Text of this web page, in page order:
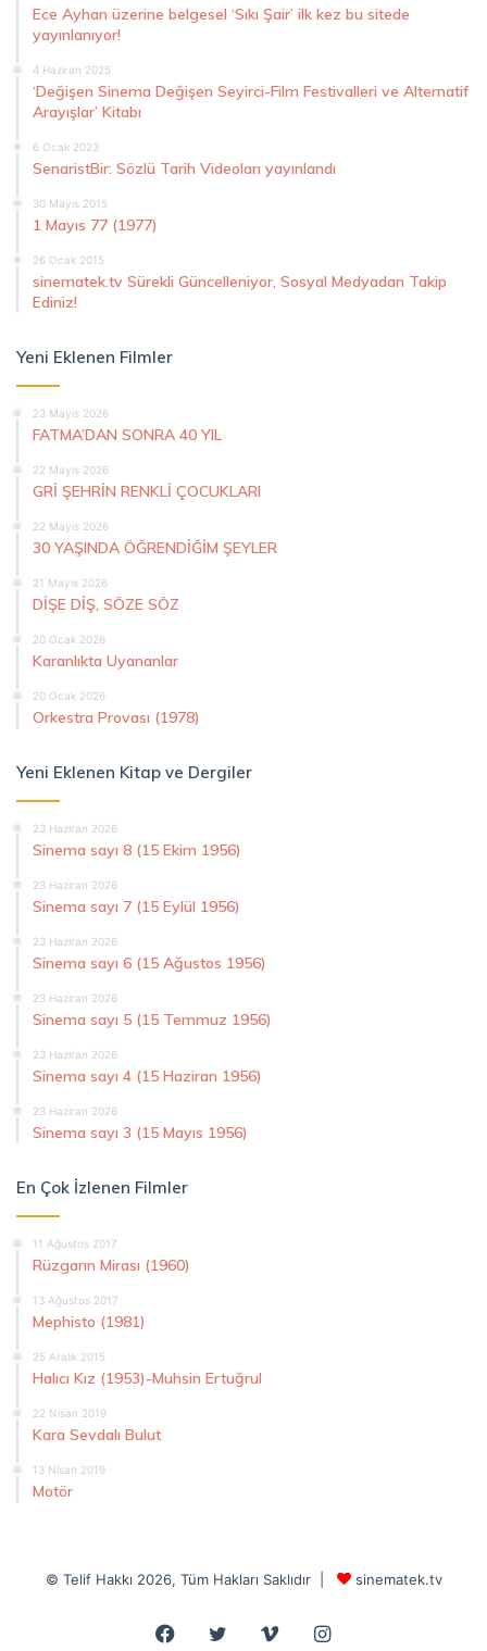
Ece Ayhan üzerine belgesel ‘Sıkı Şair’ ilk kez bu sitede
yayınlanıyor!
4 Haziran 2025
‘Değişen Sinema Değişen Seyirci-Film Festivalleri ve Alternatif
Arayışlar’ Kitabı
6 Ocak 2023
SenaristBir: Sözlü Tarih Videoları yayınlandı
30 Mayıs 2015
1 Mayıs 77 (1977)
26 Ocak 2015
sinematek.tv Sürekli Güncelleniyor, Sosyal Medyadan Takip
Ediniz!
Yeni Eklenen Filmler
23 Mayıs 2026
FATMA’DAN SONRA 40 YIL
22 Mayıs 2026
GRİ ŞEHRİN RENKLİ ÇOCUKLARI
22 Mayıs 2026
30 YAŞINDA ÖĞRENDİĞİM ŞEYLER
21 Mayıs 2026
DİŞE DİŞ, SÖZE SÖZ
20 Ocak 2026
Karanlıkta Uyananlar
20 Ocak 2026
Orkestra Provası (1978)
Yeni Eklenen Kitap ve Dergiler
23 Haziran 2026
Sinema sayı 8 (15 Ekim 1956)
23 Haziran 2026
Sinema sayı 7 (15 Eylül 1956)
23 Haziran 2026
Sinema sayı 6 (15 Ağustos 1956)
23 Haziran 2026
Sinema sayı 5 (15 Temmuz 1956)
23 Haziran 2026
Sinema sayı 4 (15 Haziran 1956)
23 Haziran 2026
Sinema sayı 3 (15 Mayıs 1956)
En Çok İzlenen Filmler
11 Ağustos 2017
Rüzgarın Mirası (1960)
13 Ağustos 2017
Mephisto (1981)
25 Aralık 2015
Halıcı Kız (1953)-Muhsin Ertuğrul
22 Nisan 2019
Kara Sevdalı Bulut
13 Nisan 2019
Motör
© Telif Hakkı 2026, Tüm Hakları Saklıdır | sinematek.tv
Facebook
Twitter VimeoInstagram